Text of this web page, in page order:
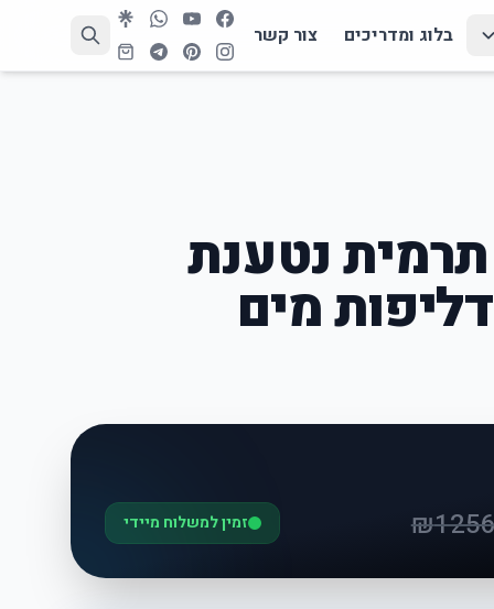
בלוג ומדריכים צור קשר
נטענת
מים
₪ זמין למשלוח מיידי